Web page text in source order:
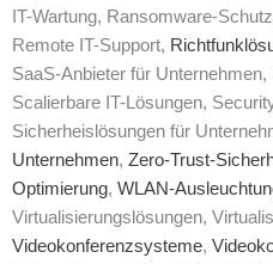
IT-Wartung, Ransomware-
Remote IT-Support,
SaaS-Anbieter für Unternehmen,
Scalierbare IT-Lösungen,
Sicherheislösungen für
Unternehmen, Zero-Trust-
Optimierung, WLAN-
Virtualisierungslösungen,
Videokonferenzsysteme,